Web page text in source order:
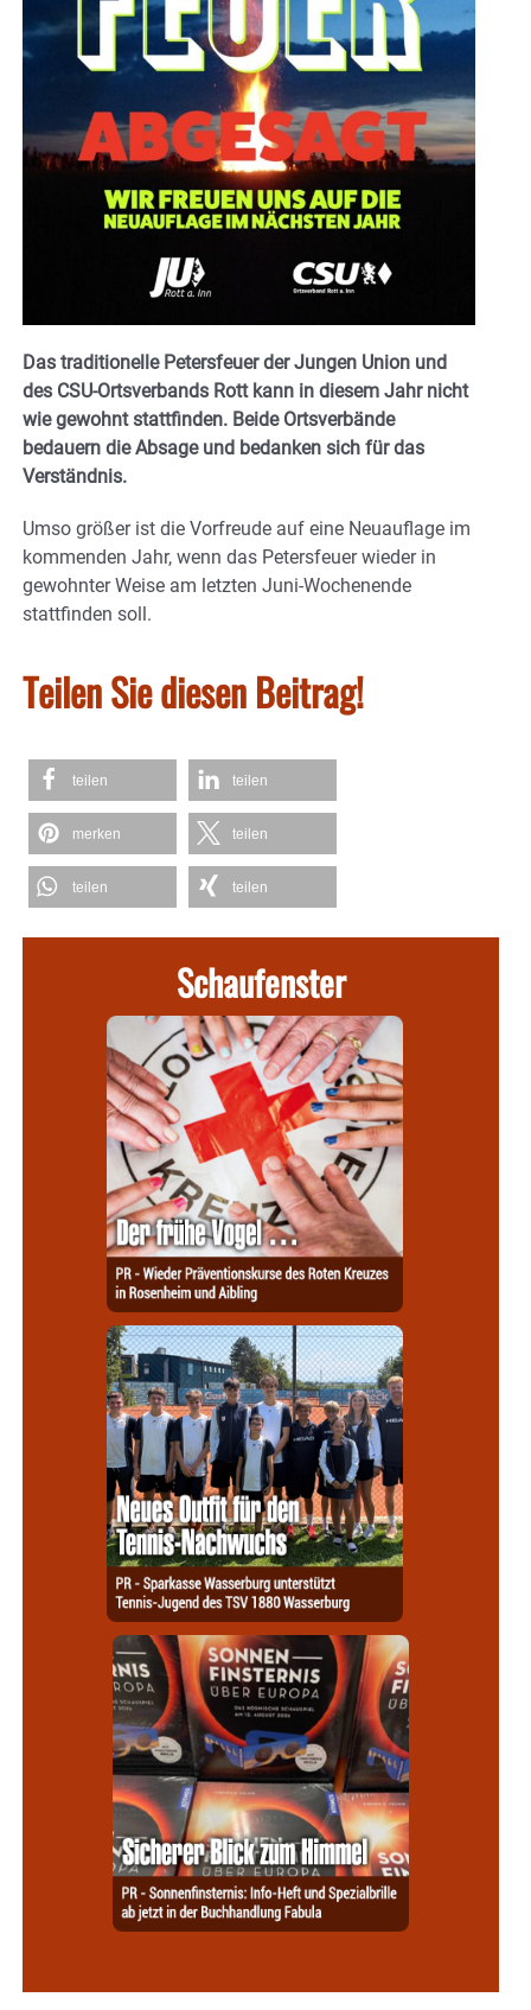
Das traditionelle Petersfeuer der Jungen Union und
des CSU-Ortsverbands Rott kann in diesem Jahr nicht
wie gewohnt stattfinden. Beide Ortsverbände
bedauern die Absage und bedanken sich für das
Verständnis.
Umso größer ist die Vorfreude auf eine Neuauflage im
kommenden Jahr, wenn das Petersfeuer wieder in
gewohnter Weise am letzten Juni-Wochenende
stattfinden soll.
Teilen Sie diesen Beitrag!
teilen teilen
merken teilen
teilen teilen
Schaufenster